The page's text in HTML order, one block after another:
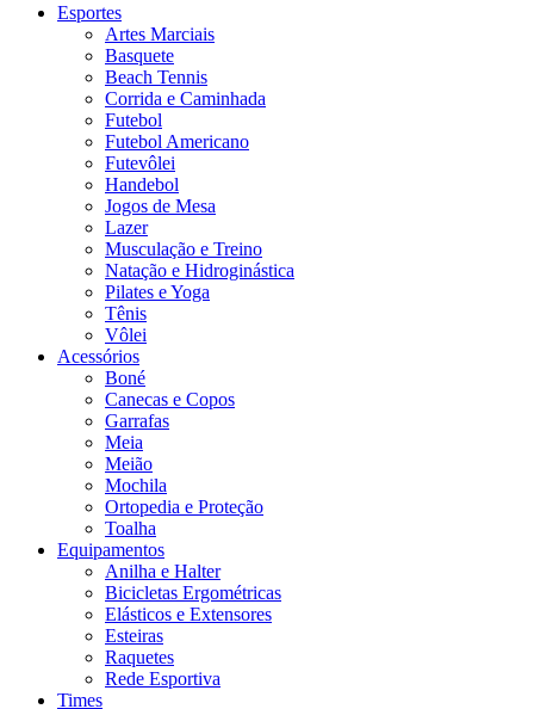
Esportes
Artes Marciais
Basquete
Beach Tennis
Corrida e Caminhada
Futebol
Futebol Americano
Futevôlei
Handebol
Jogos de Mesa
Lazer
Musculação e Treino
Natação e Hidroginástica
Pilates e Yoga
Tênis
Vôlei
Acessórios
Boné
Canecas e Copos
Garrafas
Meia
Meião
Mochila
Ortopedia e Proteção
Toalha
Equipamentos
Anilha e Halter
Bicicletas Ergométricas
Elásticos e Extensores
Esteiras
Raquetes
Rede Esportiva
Times